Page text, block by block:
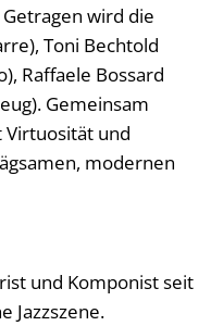
wird die
Toni Bechtold
Raffaele Bossard
Gemeinsam
und
modernen
und Komponist seit
Jazzszene.